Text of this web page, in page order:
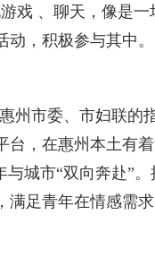
、聊天，像是一
，积极参与其中。
市委、市妇联的
，在惠州本土有
城市“双向奔赴”
足青年在情感需